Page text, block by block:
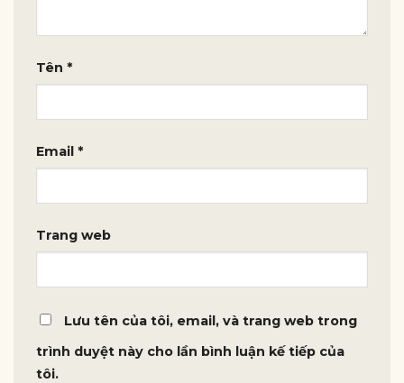
Tên *
Email *
Trang web
Lưu tên của tôi, email, và trang web trong
trình duyệt này cho lần bình luận kế tiếp của
tôi.